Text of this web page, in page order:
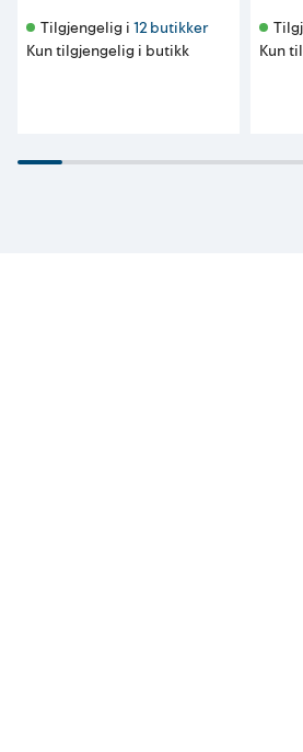
Tilgjengelig i 12 butikker
Kun tilgjengelig i butikk
Kun